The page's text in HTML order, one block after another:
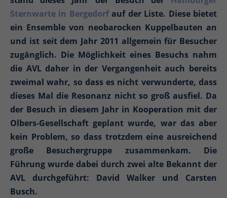
Sternwarte in Bergedorfauf der Liste. Diese bietet
ein Ensemble von neobarocken Kuppelbauten an
und ist seit dem Jahr 2011 allgemein für Besucher
zugänglich. Die Möglichkeit eines Besuchs nahm
die AVL daher in der Vergangenheit auch bereits
zweimal wahr, so dass es nicht verwunderte, dass
dieses Mal die Resonanz nicht so groß ausfiel. Da
der Besuch in diesem Jahr in Kooperation mit der
Olbers-Gesellschaft geplant wurde, war das aber
kein Problem, so dass trotzdem eine ausreichend
große Besuchergruppe zusammenkam. Die
Führung wurde dabei durch zwei alte Bekannt der
AVL durchgeführt: David Walker und Carsten
Busch.